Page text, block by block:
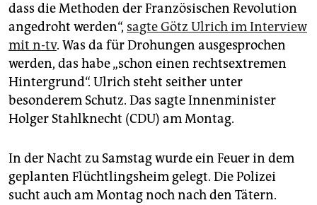
genossenschaft
epaper login
dass die Methoden der Französischen Revolution
angedroht werden“, sagte Götz Ulrich im Interview
mit n-tv. Was da für Drohungen ausgesprochen
werden, das habe „schon einen rechtsextremen
Hintergrund“. Ulrich steht seither unter
besonderem Schutz. Das sagte Innenminister
Holger Stahlknecht (CDU) am Montag.
In der Nacht zu Samstag wurde ein Feuer in dem
geplanten Flüchtlingsheim gelegt. Die Polizei
sucht auch am Montag noch nach den Tätern.